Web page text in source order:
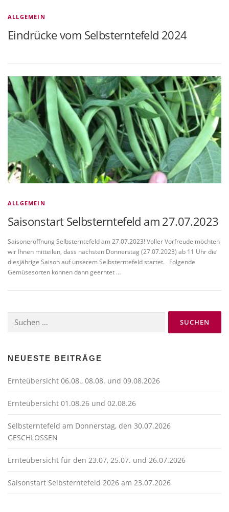
ALLGEMEIN
Eindrücke vom Selbsterntefeld 2024
ALLGEMEIN
Saisonstart Selbsterntefeld am 27.07.2023
Saisoneröffnung Selbsterntefeld am 27.07.2023! Voller Vorfreude möchten
wir Ihnen mitteilen, dass nächsten Donnerstag (27.07.2023) ab 11 Uhr die
diesjährige Saison auf unserem Selbsterntefeld startet. Folgende
Gemüsesorten können dann geerntet …
nach:
NEUESTE BEITRÄGE
Ernteübersicht 06.08., 08.08. und 09.08.2026
Ernteübersicht 01.08.26 und 02.08.26
Selbsterntefeld am Donnerstag, den 30.07.2026
GESCHLOSSEN
Ernteübersicht für den 23.07, 25.07. und 26.07.2026
Saisonstart Selbsterntefeld 2026 am 23.07.2026